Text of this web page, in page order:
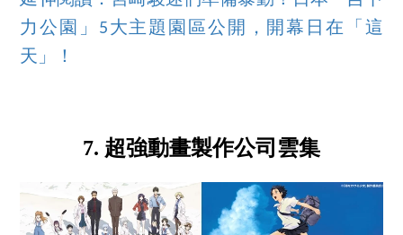
力公園」5大主題園區公開，開幕日在「這
天」！
7. 超強動畫製作公司雲集